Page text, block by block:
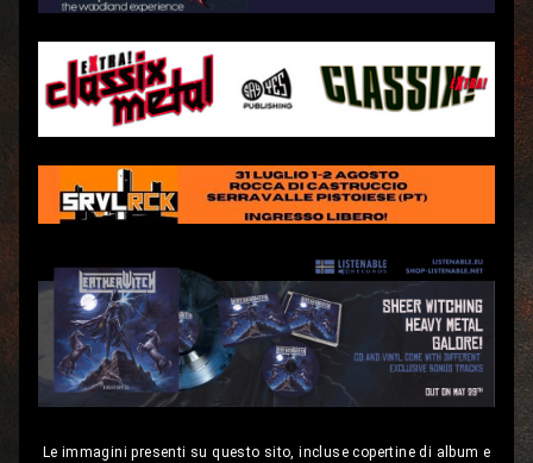
Le immagini presenti su questo sito, incluse copertine di album e